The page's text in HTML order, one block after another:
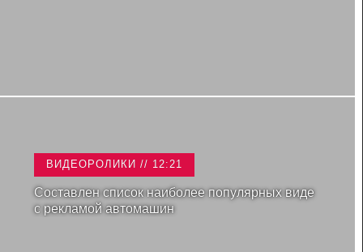
ВИДЕОРОЛИКИ // 12:21
Составлен список наиболее популярных виде
с рекламой автомашин